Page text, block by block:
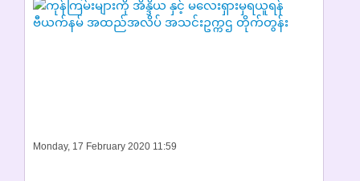
Monday, 17 February 2020 11:59